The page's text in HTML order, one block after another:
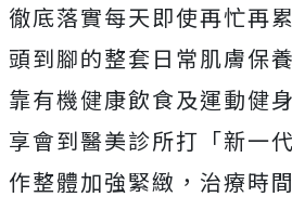
徹底落實每天即使再忙再
頭到腳的整套日常肌膚保
靠有機健康飲食及運動健
享會到醫美診所打「新一
作整體加強緊緻，治療時